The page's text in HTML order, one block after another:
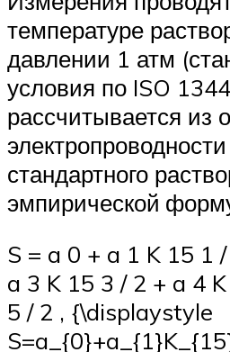
температуре
давлении 1 атм
условия по ISO
рассчитывается из
стандартного
эмпирической
S = a 0 + a 1 K 15 1
a 3 K 15 3 / 2 + a 4
5 / 2 , {\displaystyle